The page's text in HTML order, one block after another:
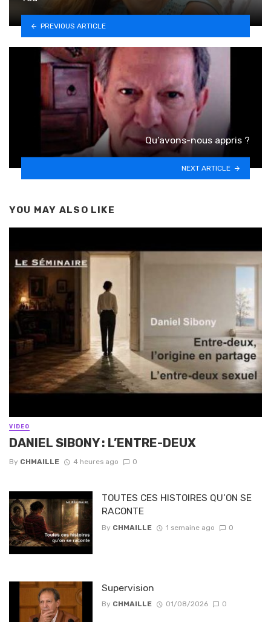
PREVIOUS ARTICLE
Qu’avons-nous appris ?
NEXT ARTICLE
YOU MAY ALSO LIKE
VIDEO
DANIEL SIBONY : L’ENTRE-DEUX
By CHMAILLE 4 heures ago 0
TOUTES CES HISTOIRES QU’ON SE
RACONTE
By CHMAILLE 1 semaine ago 0
Supervision
By CHMAILLE 01/08/2026 0